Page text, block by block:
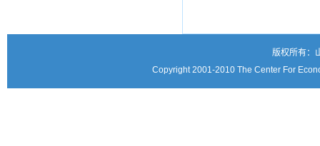
版权所有：
Copyright 2001-2010 The Center For